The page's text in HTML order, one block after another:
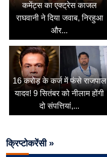
कमेंट्स का एक्ट्रेस काजल
राघवानी ने दिया जवाब, निरहुआ
और...
16 करोड़ के कर्ज में फंसे राजपाल
यादव! 9 सितंबर को नीलाम होंगी
दो संपत्तियां,...
क्रिप्टोकरेंसी »